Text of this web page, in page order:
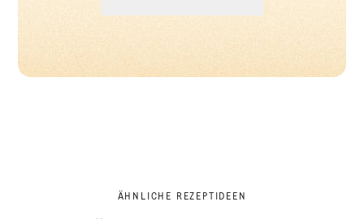
ÄHNLICHE REZEPTIDEEN